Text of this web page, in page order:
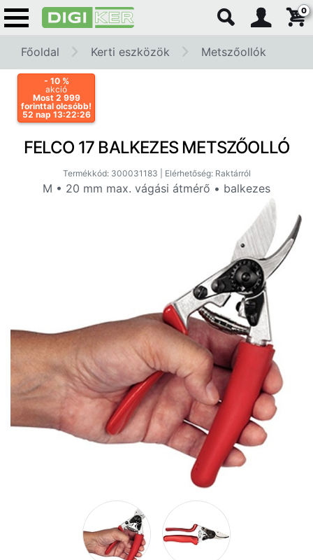
0
Főoldal Kerti eszközök Metszőollók
- 10 %
akció
Most 2 999
forinttal olcsóbb!
52 nap 13:22:25
FELCO 17 BALKEZES METSZŐOLLÓ
Termékkód: 300031183 | Elérhetőség: Raktárról
M • 20 mm max. vágási átmérő • balkezes